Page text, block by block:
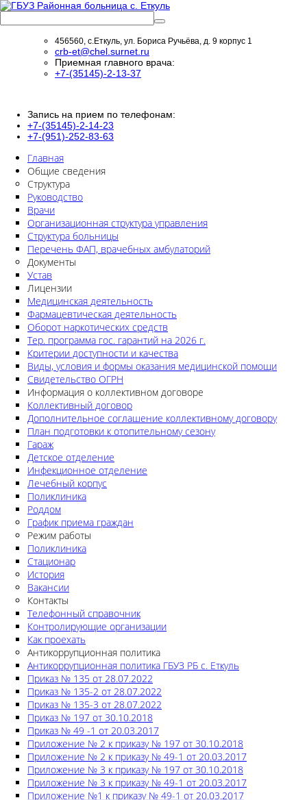
456560, с.Еткуль, ул. Бориса Ручьёва, д. 9 корпус 1
crb-et@chel.surnet.ru
Приемная главного врача:
+7-(35145)-2-13-37
Запись на прием по телефонам:
+7-(35145)-2-14-23
+7-(951)-252-83-63
Главная
Общие сведения
Структура
Руководство
Врачи
Организационная структура управления
Структура больницы
Перечень ФАП, врачебных амбулаторий
Документы
Устав
Лицензии
Медицинская деятельность
Фармацевтическая деятельность
Оборот наркотических средств
Тер. программа гос. гарантий на 2026 г.
Критерии доступности и качества
Виды, условия и формы оказания медицинской помощи
Свидетельство ОГРН
Информация о коллективном договоре
Коллективный договор
Дополнительное соглашение коллективному договору
План подготовки к отопительному сезону
Гараж
Детское отделение
Инфекционное отделение
Лечебный корпус
Поликлиника
Роддом
График приема граждан
Режим работы
Поликлиника
Стационар
История
Вакансии
Контакты
Телефонный справочник
Контролирующие организации
Как проехать
Антикоррупционная политика
Антикоррупционная политика ГБУЗ РБ с. Еткуль
Приказ № 135 от 28.07.2022
Приказ № 135-2 от 28.07.2022
Приказ № 135-3 от 28.07.2022
Приказ № 197 от 30.10.2018
Приказ № 49 -1 от 20.03.2017
Приложение № 2 к приказу № 197 от 30.10.2018
Приложение № 2 к приказу № 49-1 от 20.03.2017
Приложение № 3 к приказу № 197 от 30.10.2018
Приложение № 3 к приказу № 49-1 от 20.03.2017
Приложение №1 к приказу № 49-1 от 20.03.2017